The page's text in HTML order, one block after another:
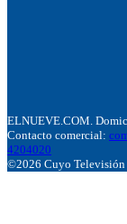
ELNUEVE.COM.
Contacto comercial:
4204020
©2026 Cuyo Televisión